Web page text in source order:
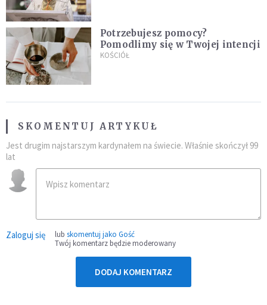
Potrzebujesz pomocy?
Pomodlimy się w Twojej intencji
KOŚCIÓŁ
SKOMENTUJ ARTYKUŁ
Jest drugim najstarszym kardynałem na świecie. Właśnie skończył 99
lat
Zaloguj się lub skomentuj jako Gość
Twój komentarz będzie moderowany
DODAJ KOMENTARZ